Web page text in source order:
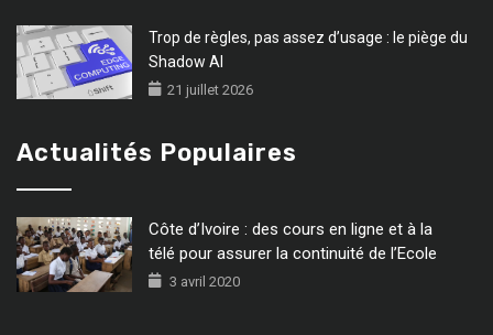
Trop de règles, pas assez d’usage : le piège du
Shadow AI
21 juillet 2026
Actualités Populaires
Côte d’Ivoire : des cours en ligne et à la
télé pour assurer la continuité de l’Ecole
3 avril 2020